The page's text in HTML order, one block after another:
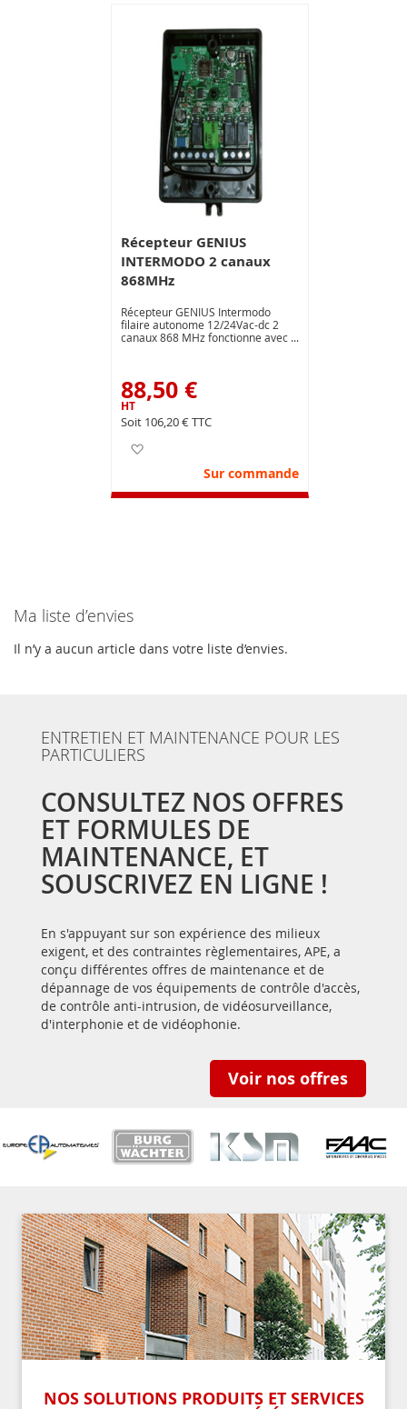
Récepteur GENIUS
INTERMODO 2 canaux
868MHz
Récepteur GENIUS Intermodo
filaire autonome 12/24Vac-dc 2
canaux 868 MHz fonctionne avec
88,50 €
106,20 €
Sur commande
Ma liste d’envies
Il n’y a aucun article dans votre liste d’envies.
ENTRETIEN ET MAINTENANCE POUR LES
PARTICULIERS
CONSULTEZ NOS OFFRES
ET FORMULES DE
MAINTENANCE, ET
SOUSCRIVEZ EN LIGNE !
En s'appuyant sur son expérience des milieux
exigent, et des contraintes règlementaires, APE, a
conçu différentes offres de maintenance et de
dépannage de vos équipements de contrôle d'accès,
de contrôle anti-intrusion, de vidéosurveillance,
d'interphonie et de vidéophonie.
Voir nos offres
NOS SOLUTIONS PRODUITS ET SERVICES